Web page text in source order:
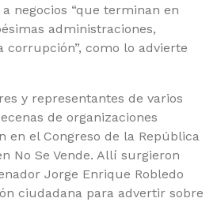
negocios “que terminan en
administraciones,
corrupción”, como lo advierte
y representantes de varios
de organizaciones
en el Congreso de la República
No Se Vende. Allí surgieron
Jorge Enrique Robledo
ciudadana para advertir sobre